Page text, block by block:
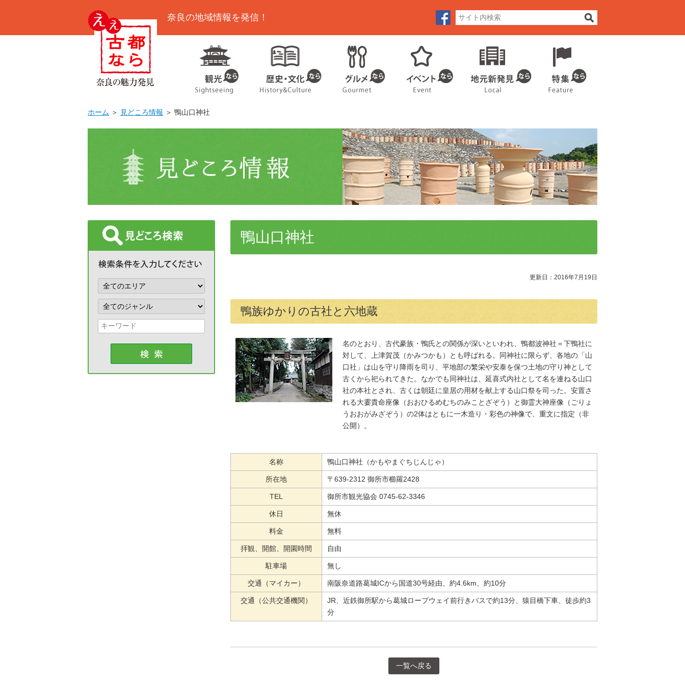
奈良の地域情報を発信！
ホーム ＞ 見どころ情報 ＞ 鴨山口神社
鴨山口神社
更新日：2016年7月19日
鴨族ゆかりの古社と六地蔵
名のとおり、古代豪族・鴨氏との関係が深いといわれ、鴨都波神社＝下鴨社に
対して、上津賀茂（かみつかも）とも呼ばれる。同神社に限らず、各地の「山
口社」は山を守り降雨を司り、平地部の繁栄や安泰を保つ土地の守り神として
古くから祀られてきた。なかでも同神社は、延喜式内社として名を連ねる山口
社の本社とされ、古くは朝廷に皇居の用材を献上する山口祭を司った。安置さ
れる大霎貴命座像（おおひるめむちのみことざぞう）と御霊大神座像（ごりょ
うおおがみざぞう）の2体はともに一木造り・彩色の神像で、重文に指定（非
公開）。
名称 鴨山口神社（かもやまぐちじんじゃ）
所在地 〒639-2312 御所市櫛羅2428
TEL 御所市観光協会 0745-62-3346
休日 無休
料金 無料
拝観、開館、開園時間 自由
駐車場 無し
交通（マイカー） 南阪奈道路葛城ICから国道30号経由、約4.6km、約10分
交通（公共交通機関）
JR、近鉄御所駅から葛城ロープウェイ前行きバスで約13分、猿目橋下車、徒歩約3
分
一覧へ戻る